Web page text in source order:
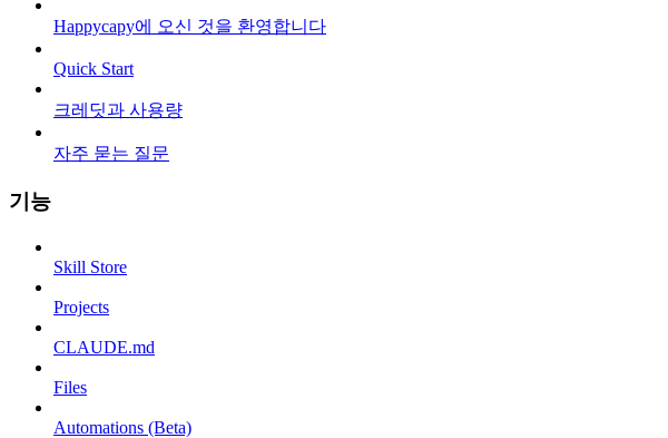
Happycapy에 오신 것을 환영합니다
Quick Start
크레딧과 사용량
자주 묻는 질문
기능
Skill Store
Projects
CLAUDE.md
Files
Automations (Beta)